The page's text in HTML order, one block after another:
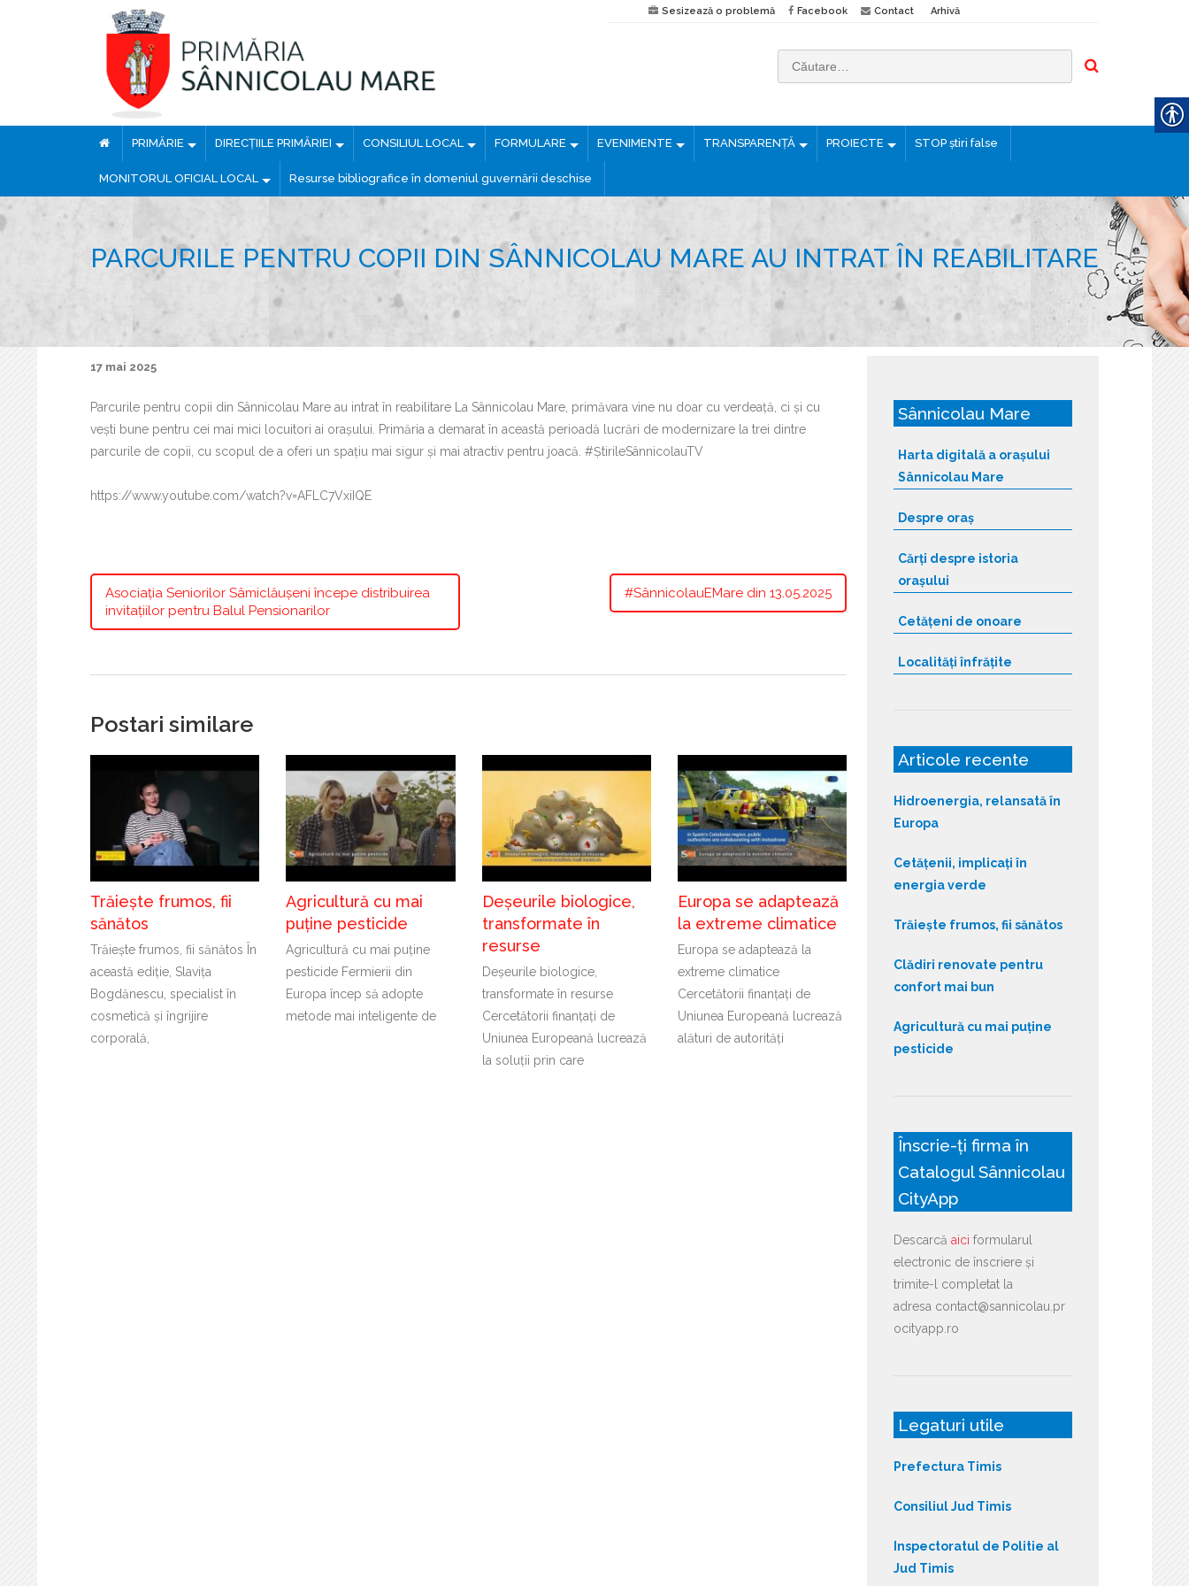
Sesizează o problemă Facebook Contact Arhivă
t
ă
PRIMĂRIE DIRECȚIILE PRIMĂRIEI CONSILIUL LOCAL FORMULARE EVENIMENTE TRANSPARENȚĂ PROIECTE STOP știri false
MONITORUL OFICIAL LOCAL Resurse bibliografice în domeniul guvernării deschise
PARCURILE PENTRU COPII DIN SÂNNICOLAU MARE AU INTRAT ÎN REABILITARE
17 mai 2025
Parcurile pentru copii din Sânnicolau Mare au intrat în reabilitare La Sânnicolau Mare, primăvara vine nu doar cu verdeață, ci și cu
vești bune pentru cei mai mici locuitori ai orașului. Primăria a demarat în această perioadă lucrări de modernizare la trei dintre
parcurile de copii, cu scopul de a oferi un spațiu mai sigur și mai atractiv pentru joacă. #ȘtirileSânnicolauTV
https://www.youtube.com/watch?v=AFLC7VxiIQE
Asociația Seniorilor Sâmiclăușeni începe distribuirea
invitațiilor pentru Balul Pensionarilor
#SânnicolauEMare din 13.05.2025
Postari similare
Trăiește frumos, fii
sănătos
Trăiește frumos, fii sănătos În
această ediție, Slavița
Bogdănescu, specialist în
cosmetică și îngrijire
corporală,
Agricultură cu mai
puține pesticide
Agricultură cu mai puține
pesticide Fermierii din
Europa încep să adopte
metode mai inteligente de
Deșeurile biologice,
transformate în
resurse
Deșeurile biologice,
transformate în resurse
Cercetătorii finanțați de
Uniunea Europeană lucrează
la soluții prin care
Europa se adaptează
la extreme climatice
Europa se adaptează la
extreme climatice
Cercetătorii finanțați de
Uniunea Europeană lucrează
alături de autorități
Sânnicolau Mare
Harta digitală a orașului
Sânnicolau Mare
Despre oraș
Cărți despre istoria
orașului
Cetățeni de onoare
Localități înfrățite
Articole recente
Hidroenergia, relansată în
Europa
Cetățenii, implicați în
energia verde
Trăiește frumos, fii sănătos
Clădiri renovate pentru
confort mai bun
Agricultură cu mai puține
pesticide
Înscrie-ți firma în
Catalogul Sânnicolau
CityApp
Descarcă aici formularul
electronic de înscriere și
trimite-l completat la
adresa contact@sannicolau.pr
ocityapp.ro
Legaturi utile
Prefectura Timis
Consiliul Jud Timis
Inspectoratul de Politie al
Jud Timis